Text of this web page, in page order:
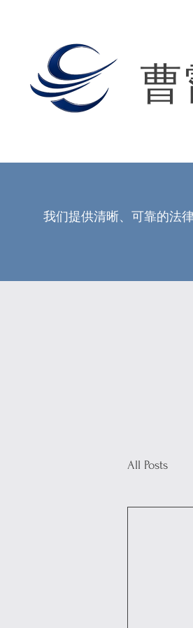
我们提供清晰、可靠的法
All Posts